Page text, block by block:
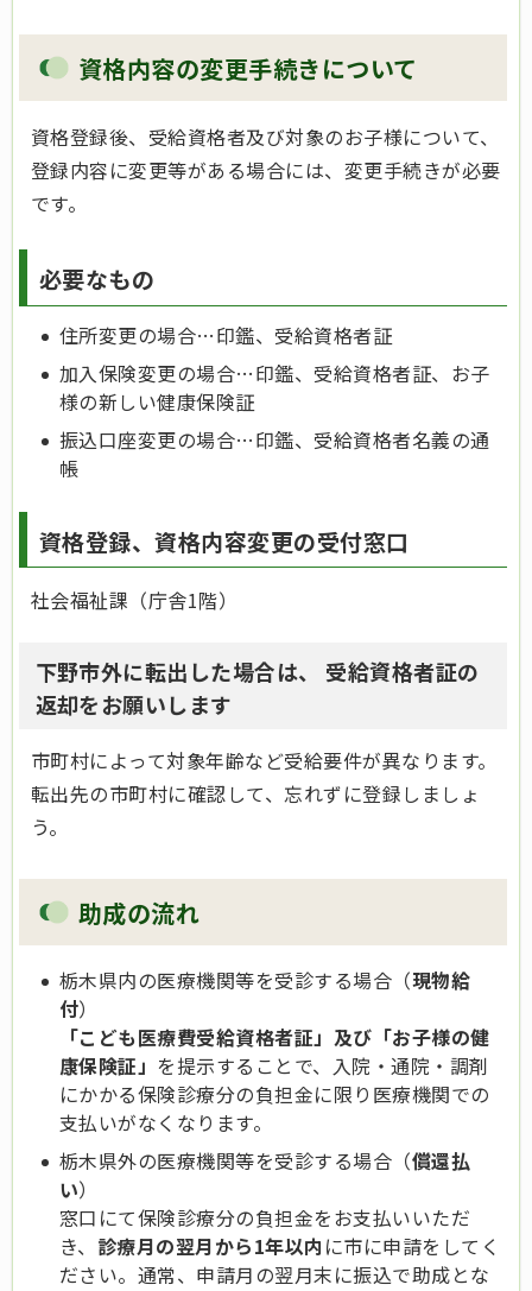
資格内容の変更手続きについて
資格登録後、受給資格者及び対象のお子様について、
登録内容に変更等がある場合には、変更手続きが必要
です。
必要なもの
住所変更の場合…印鑑、受給資格者証
加入保険変更の場合…印鑑、受給資格者証、お子
様の新しい健康保険証
振込口座変更の場合…印鑑、受給資格者名義の通
帳
資格登録、資格内容変更の受付窓口
社会福祉課（庁舎1階）
下野市外に転出した場合は、 受給資格者証の
返却をお願いします
市町村によって対象年齢など受給要件が異なります。
転出先の市町村に確認して、忘れずに登録しましょ
う。
助成の流れ
栃木県内の医療機関等を受診する場合（現物給
付）
「こども医療費受給資格者証」及び「お子様の健
康保険証」 を提示することで、入院・通院・調剤
にかかる保険診療分の負担金に限り医療機関での
支払いがなくなります。
栃木県外の医療機関等を受診する場合（償還払
い）
窓口にて保険診療分の負担金をお支払いいただ
き、 診療月の翌月から1年以内 に市に申請をしてく
ださい。通常、申請月の翌月末に振込で助成とな